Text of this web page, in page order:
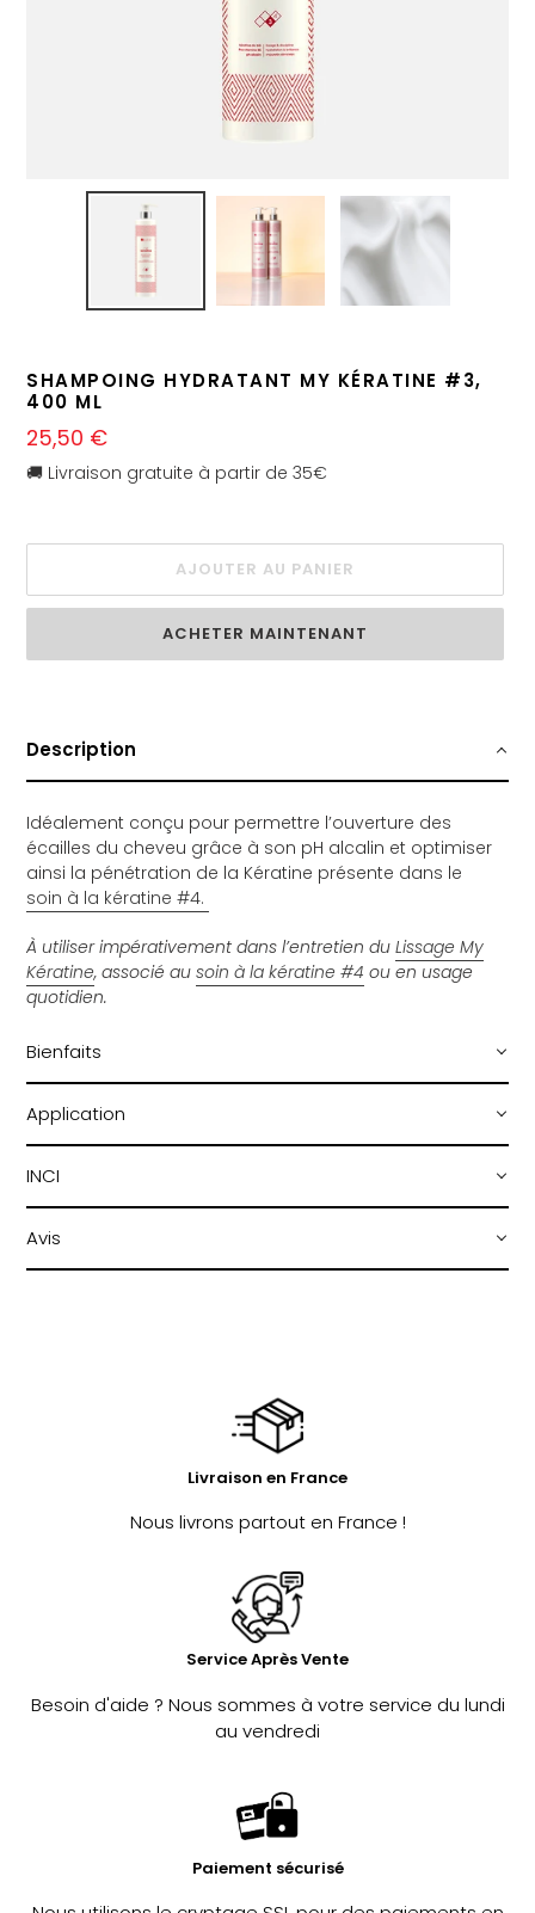
SHAMPOING HYDRATANT MY KÉRATINE #3,
400 ML
Prix
normal
25,50 €
🚚 Livraison gratuite à partir de 35€
AJOUTER AU PANIER
ACHETER MAINTENANT
produit
panier
Description
Idéalement conçu pour permettre l’ouverture des
écailles du cheveu grâce à son pH alcalin et optimiser
ainsi la pénétration de la Kératine présente dans le
soin à la kératine #4.
À utiliser impérativement dans l’entretien du Lissage My
Kératine, associé au soin à la kératine #4 ou en usage
quotidien.
Bienfaits
Application
INCI
Avis
Livraison en France
Nous livrons partout en France !
Service Après Vente
Besoin d'aide ? Nous sommes à votre service du lundi
au vendredi
Paiement sécurisé